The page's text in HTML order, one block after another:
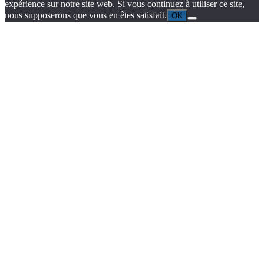
expérience sur notre site web. Si vous continuez à utiliser ce site,
nous supposerons que vous en êtes satisfait. OK